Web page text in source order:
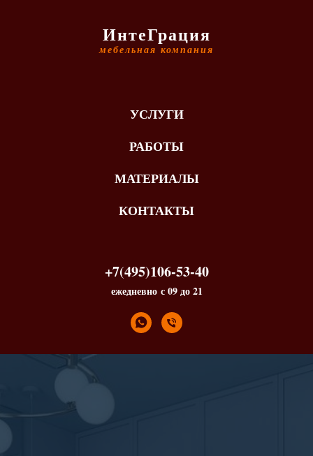
ИнтеГрация
мебельная компания
УСЛУГИ
РАБОТЫ
МАТЕРИАЛЫ
КОНТАКТЫ
+7(495)106-53-40
ежедневно с 09 до 21